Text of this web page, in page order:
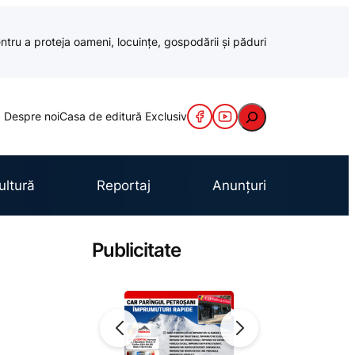
a proteja oameni, locuințe, gospodării și păduri
Despre noiCasa de editură Exclusiv Caută
Reportaj Anunțuri
Publicitate